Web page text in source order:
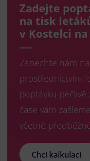
Zadejte
na tisk
v Kostelci na
Zanechte nám
prostřednictvím
poptávku pečlivě
čase vám
včetně
Chci kalkulaci